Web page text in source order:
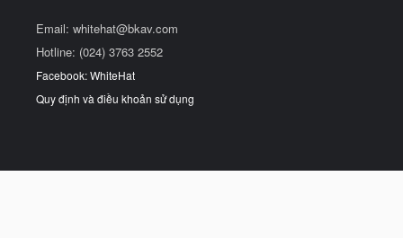
Email: whitehat@bkav.com
Hotline: (024) 3763 2552
Facebook: WhiteHat
Quy định và điều khoản sử dụng